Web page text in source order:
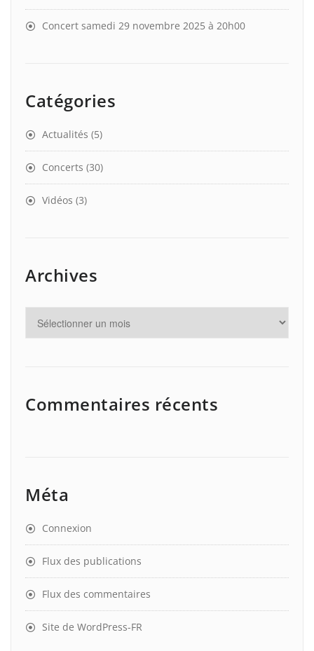
Concert samedi 29 novembre 2025 à 20h00
Catégories
Actualités (5)
Concerts (30)
Vidéos (3)
Archives
Commentaires récents
Méta
Connexion
Flux des publications
Flux des commentaires
Site de WordPress-FR